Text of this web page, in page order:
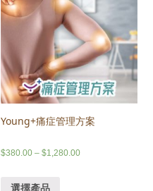
Young+痛症管理方案
$380.00 –$1,280.00
選擇產品